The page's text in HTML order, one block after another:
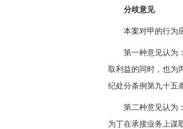
分歧意见
本案对甲的行为
第一种意见认为
取利益的同时，也为
纪处分条例第九十五
第二种意见认为
为丁在承接业务上谋